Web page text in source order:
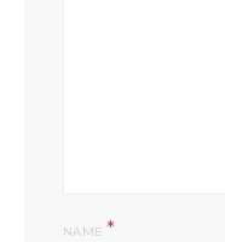
NAME*